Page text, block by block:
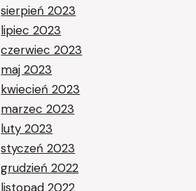
sierpień 2023
lipiec 2023
czerwiec 2023
maj 2023
kwiecień 2023
marzec 2023
luty 2023
styczeń 2023
grudzień 2022
listopad 2022